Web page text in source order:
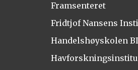
Framsenteret
Fridtjof Nansens
Handelshøyskolen BI